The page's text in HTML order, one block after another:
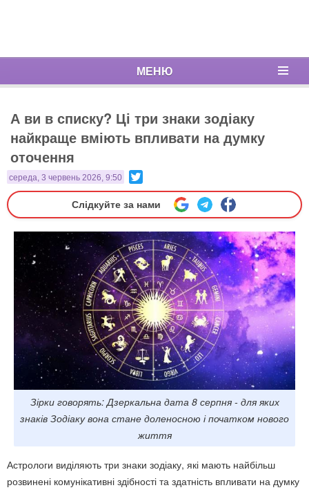
МЕНЮ
А ви в списку? Ці три знаки зодіаку
найкраще вміють впливати на думку
оточення
середа, 3 червень 2026, 9:50
Слідкуйте за нами
Зірки говорять: Дзеркальна дата 8 серпня - для яких
знаків Зодіаку вона стане доленосною і початком нового
життя
Астрологи виділяють три знаки зодіаку, які мають найбільш
розвинені комунікативні здібності та здатність впливати на думку